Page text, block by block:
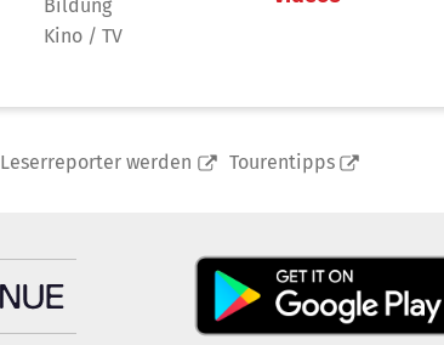
Bildung
Kino / TV
Leserreporter werden Tourentipps